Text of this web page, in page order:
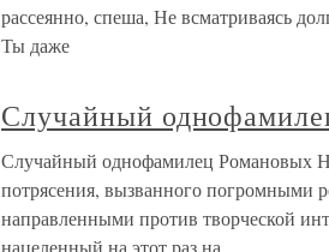
рассеянно, спеша, Не всматриваясь
Ты даже
Случайный
Случайный однофамилец
потрясения, вызванного погромными
направленными против творческой
нацеленный на этот раз на